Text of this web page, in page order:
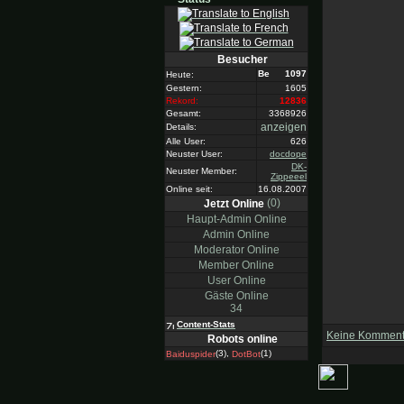
Besucher
Heute:
1097
Gestern:
1605
Rekord:
12836
Gesamt:
3368926
Details:
anzeigen
Alle User:
626
Neuster User:
docdope
Neuster Member:
DK-
Zippeeel
Online seit:
16.08.2007
Jetzt Online (0)
Haupt-Admin Online
Admin Online
Moderator Online
Member Online
User Online
Gäste Online
34
Content-Stats
Robots online
Baiduspider(3), DotBot(1)
Keine